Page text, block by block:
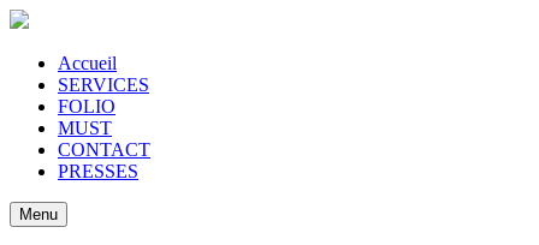
Accueil
SERVICES
FOLIO
MUST
CONTACT
PRESSES
Menu